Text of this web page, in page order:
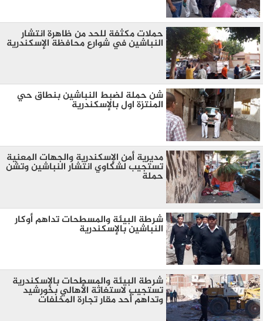
حملات مكثفة للحد من ظاهرة انتشار
النباشين في شوارع محافظة الإسكندرية
شن حملة لضبط النباشين بنطاق حي
المنتزة اول بالإسكندرية
مديرية أمن الإسكندرية والجهات المعنية
تستجيب لشكاوي انتشار النباشين وتشن
حملة
شرطة البيئة والمسطحات تداهم أوكار
النباشين بالإسكندرية
شرطة البيئة والمسطحات بالإسكندرية
تستجيب لاستغاثة الأهالي بخورشيد
وتداهم أحد مقار تجارة المخلفات